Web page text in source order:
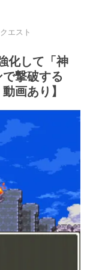
エスト
化して「神
撃破する
画あり】